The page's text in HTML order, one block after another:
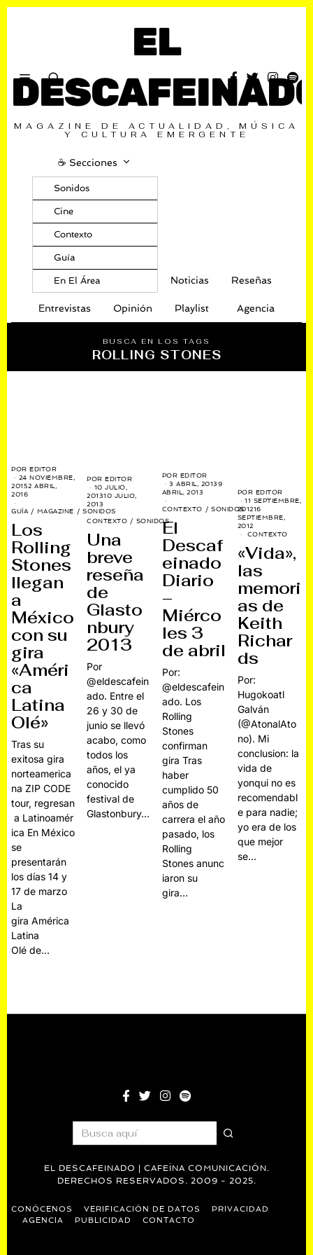
EL
MAGAZINE DE ACTUALIDAD, MÚSICA
Y CULTURA EMERGENTE
☕️ Secciones
Sonidos
Cine
Contexto
Guía
En El Área Noticias Reseñas
Entrevistas Opinión Playlist Agencia
BUSCA EN LOS TAGS
ROLLING STONES
POREDITOR
24 NOVIEMBRE,
20152 ABRIL,
2016
GUÍA / MAGAZINE / SONIDOS
Los
Rolling
Stones
llegan
a
México
con su
gira
«Améri
ca
Latina
Olé»
Tras su
exitosa gira
norteamerica
na ZIP CODE
tour, regresan
a Latinoamér
ica En México
se
presentarán
los días 14 y
17 de marzo
La
gira América
Latina
Olé de…
POREDITOR
10 JULIO,
201310 JULIO,
2013
CONTEXTO / SONIDOS
Una
breve
reseña
de
Glasto
nbury
2013
Por
@eldescafein
ado. Entre el
26 y 30 de
junio se llevó
acabo, como
todos los
años, el ya
conocido
festival de
Glastonbury…
POR EDITOR
3 ABRIL, 2013 9
ABRIL, 2013
CONTEXTO / SONIDOS
El
Descaf
einado
Diario
–
Miérco
les 3
de abril
Por:
@eldescafein
ado. Los
Rolling
Stones
confirman
gira Tras
haber
cumplido 50
años de
carrera el año
pasado, los
Rolling
Stones anunc
iaron su
gira…
POR EDITOR
11 SEPTIEMBRE,
201216
SEPTIEMBRE,
2012
CONTEXTO
«Vida»,
las
memori
as de
Keith
Richar
ds
Por:
Hugokoatl
Galván
(@AtonalAto
no). Mi
conclusion: la
vida de
yonqui no es
recomendabl
e para nadie;
yo era de los
que mejor
se…
EL DESCAFEINADO | CAFEÍNA COMUNICACIÓN.
DERECHOS RESERVADOS. 2009 - 2025.
CONÓCENOS VERIFICACIÓN DE DATOS
PRIVACIDAD
AGENCIA
PUBLICIDAD CONTACTO